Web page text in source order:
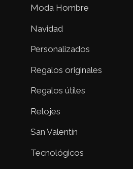
Moda Hombre
Navidad
Personalizados
Regalos originales
Regalos útiles
Relojes
San Valentín
Tecnológicos